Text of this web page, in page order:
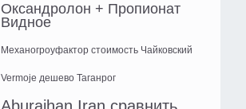
Оксандролон + Пропионат
Видное
Механогроуфактор стоимость Чайковский
Vermoje дешево Таганрог